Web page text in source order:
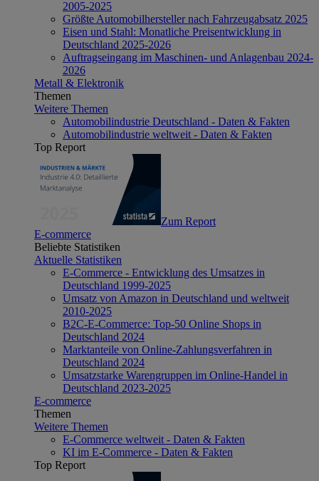
2005-2025
Größte Automobilhersteller nach Fahrzeugabsatz 2025
Eisen und Stahl: Monatliche Preisentwicklung in
Deutschland 2025-2026
Auftragseingang im Maschinen- und Anlagenbau 2024-
2026
Metall & Elektronik
Themen
Weitere Themen
Automobilindustrie Deutschland - Daten & Fakten
Automobilindustrie weltweit - Daten & Fakten
Top Report
Zum Report
E-commerce
Beliebte Statistiken
Aktuelle Statistiken
E-Commerce - Entwicklung des Umsatzes in
Deutschland 1999-2025
Umsatz von Amazon in Deutschland und weltweit
2010-2025
B2C-E-Commerce: Top-50 Online Shops in
Deutschland 2024
Marktanteile von Online-Zahlungsverfahren in
Deutschland 2024
Umsatzstarke Warengruppen im Online-Handel in
Deutschland 2023-2025
E-commerce
Themen
Weitere Themen
E-Commerce weltweit - Daten & Fakten
KI im E-Commerce - Daten & Fakten
Top Report